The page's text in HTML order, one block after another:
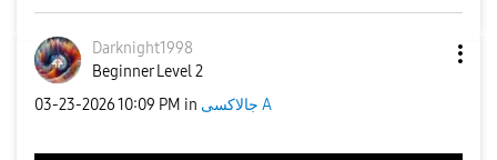
Darknight1998
Beginner Level 2
‎03-23-202610:09 PM in جالاكسى A